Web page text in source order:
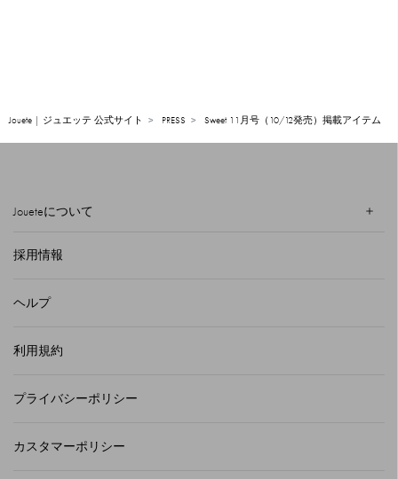
Jouete | ジュエッテ 公式サイト PRESS Sweet 11月号（10/12発売）掲載アイテム
Joueteについて
採用情報
ヘルプ
利用規約
プライバシーポリシー
カスタマーポリシー